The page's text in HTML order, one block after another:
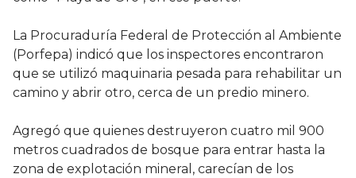
La Procuraduría Federal de Protección al Ambiente
(Porfepa) indicó que los inspectores encontraron
que se utilizó maquinaria pesada para rehabilitar un
camino y abrir otro, cerca de un predio minero.
Agregó que quienes destruyeron cuatro mil 900
metros cuadrados de bosque para entrar hasta la
zona de explotación mineral, carecían de los